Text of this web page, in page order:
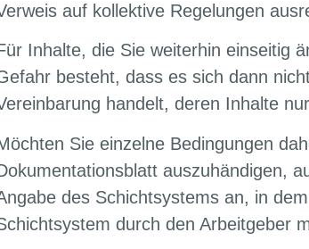
auf kollektive Regelungen
Inhalte, die Sie weiterhin einseitig
besteht, dass es sich dann
handelt, deren Inhalte
Sie einzelne Bedingungen
auszuhändigen,
des Schichtsystems an, in
durch den Arbeitgeber